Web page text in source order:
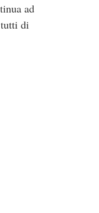
ad
di